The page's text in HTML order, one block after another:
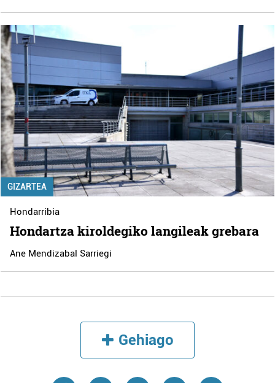
GIZARTEA
Hondarribia
Hondartza kiroldegiko langileak grebara
Ane Mendizabal Sarriegi
Gehiago